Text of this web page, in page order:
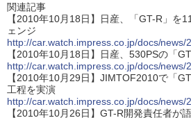
関連記事
【2010年10月18日】日産、「GT-R」を
ェンジ
http://car.watch.impress.co.jp/docs/
【2010年10月18日】日産、530PSの「
http://car.watch.impress.co.jp/docs/
【2010年10月29日】JIMTOF2010で「
工程を実演
http://car.watch.impress.co.jp/docs/
【2010年10月26日】GT-R開発責任者が